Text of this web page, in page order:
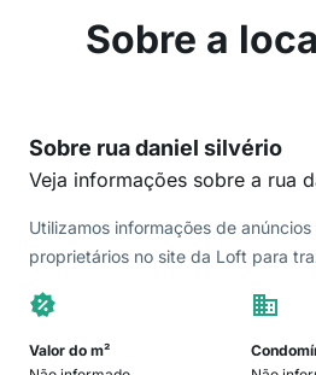
Sobre a
Sobre rua daniel silvério
Veja informações sobre a rua
Utilizamos informações de
proprietários no site da Loft para
Valor do m²